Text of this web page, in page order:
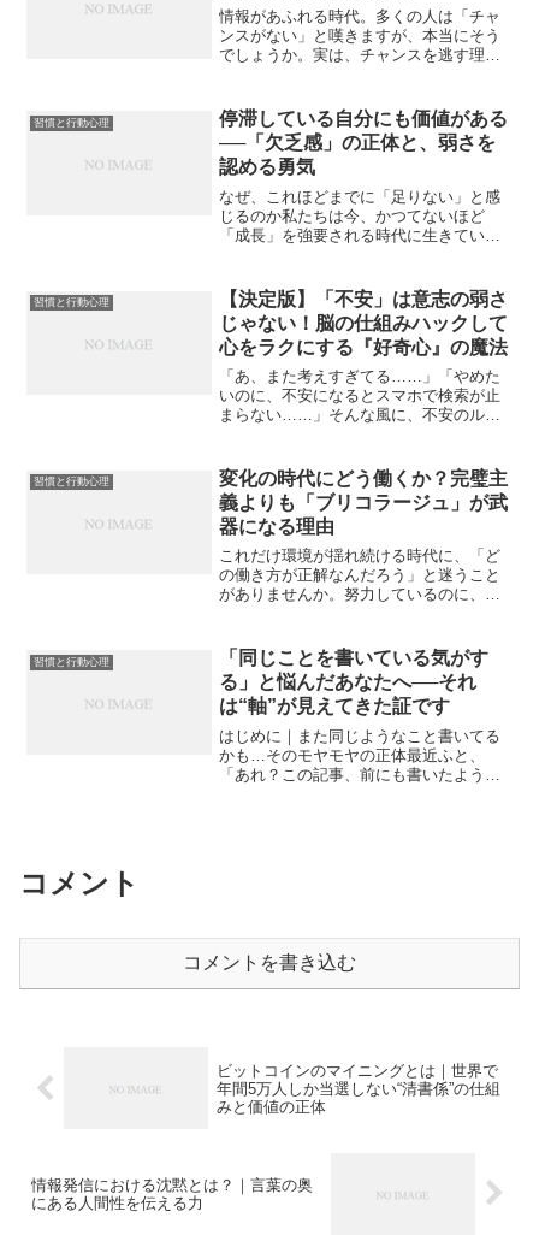
情報があふれる時代。多くの人は「チャ
ンスがない」と嘆きますが、本当にそう
でしょうか。実は、チャンスを逃す理由
国の天才軍師・黒田官兵衛は、400年前か
らこの現代病を見抜い...
習慣と行動心理
停滞している自分にも価値がある
──「欠乏感」の正体と、弱さを
認める勇気
なぜ、これほどまでに「足りない」と感
じるのか私たちは今、かつてないほど
「成長」を強要される時代に生きていま
に目に飛び込んできます。ビジネスの世
界では「ラーニングゾーン...
習慣と行動心理
【決定版】「不安」は意志の弱さ
じゃない！脳の仕組みハックして
心をラクにする『好奇心』の魔法
「あ、また考えすぎてる……」「やめた
いのに、不安になるとスマホで検索が止
まらない……」そんな風に、不安のルー
からだ」「もっと意志を強く持たなき
ゃ」と、自分を責めてしまう...
習慣と行動心理
変化の時代にどう働くか？完璧主
義よりも「ブリコラージュ」が武
器になる理由
これだけ環境が揺れ続ける時代に、「ど
の働き方が正解なんだろう」と迷うこと
がありませんか。努力しているのに、社
てても、状況が変わればゼロからやり直
し。そんな感覚を抱えたま...
習慣と行動心理
「同じことを書いている気がす
る」と悩んだあなたへ──それ
は“軸”が見えてきた証です
はじめに｜また同じようなこと書いてる
かも…そのモヤモヤの正体最近ふと、
「あれ？この記事、前にも書いたような
コメント
コメントを書き込む
ビットコインのマイニングとは｜世界で
年間5万人しか当選しない“清書係”の仕組
みと価値の正体
情報発信における沈黙とは？｜言葉の奥
にある人間性を伝える力